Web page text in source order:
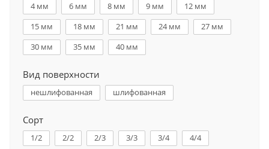
4 мм 6 мм 8 мм 9 мм
12 мм
15 мм
18 мм 21 мм 24 мм
27 мм
30 мм
35 мм 40 мм
Вид поверхности
нешлифованная шлифованная
Сорт
1/2 2/2 2/3 3/3 3/4 4/4